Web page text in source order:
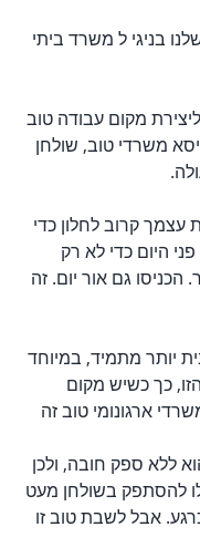
בניגי ל משרד ביתי
מקום עבודה טוב
משרדי טוב, שולחן
קרוב לחלון כדי
היום כדי לא רק
גם אור יום. זה
יותר מתמיד, במיוחד
כך כשיש מקום
ארגונומי טוב זה
ללא ספק חובה, ולכן
להסתפק בשולחן מעט
אבל לשבת טוב זו